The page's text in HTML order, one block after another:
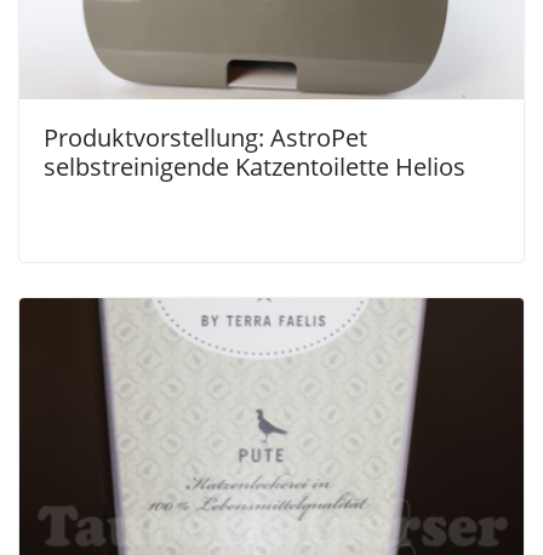
Produktvorstellung: AstroPet
selbstreinigende Katzentoilette Helios